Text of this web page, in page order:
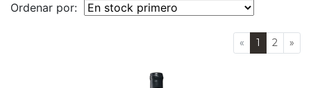
Ordenar por:
« 1 2 »